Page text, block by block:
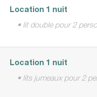
Location 1 nuit
• lit double pour 2
Location 1 nuit
• lits jumeaux pour 2